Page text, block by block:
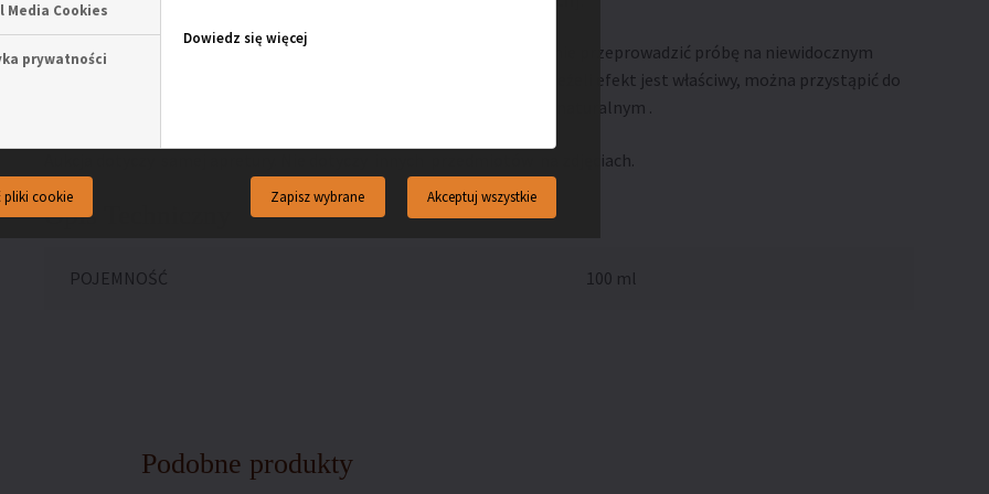
Ważne!!! Przed właściwym zastosowaniem środka należy bezwzględnie przeprowadzić próbę na niewidocznym
skrawku, sprawdzając działanie produktu na kolor i strukturę skóry. Jeżeli efekt jest właściwy, można przystąpić do
dalszych czynności. Przyciemnienie skory o 1-2 tony jest zjawiskiem naturalnym .
Aukcja dotyczy samej apretury. Nie dotyczy innych przedmiotów na zdjęciach.
Opis Techniczny
POJEMNOŚĆ 100 ml
Podobne produkty
Media Cookies
prywatności
Dowiedz się więcej
Akceptuj wszystkie
Zapisz wybrane
pliki cookie